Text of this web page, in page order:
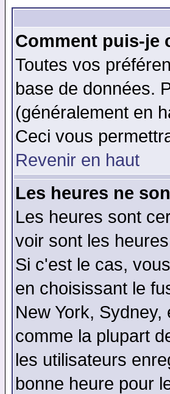
Comment puis-je
Toutes vos
base de données.
(généralement en
Ceci vous
Revenir en haut
Les heures ne
Les heures sont
voir sont les
Si c'est le cas,
en choisissant le
New York,
comme la plupart
les utilisateurs
bonne heure pour